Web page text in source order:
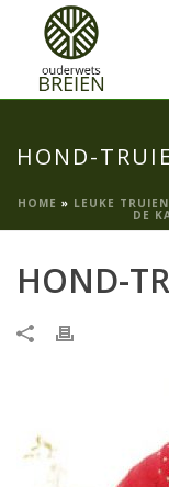
HOND-
HOME » LEUKE
DE
HOND-